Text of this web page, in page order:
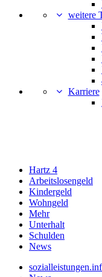
weitere
Karriere
Hartz 4
Arbeitslosengeld
Kindergeld
Wohngeld
Mehr
Unterhalt
Schulden
News